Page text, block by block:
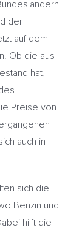
der
auf dem
Ob die aus
hat,
Preise von
auch in
sich die
Benzin und
hilft die